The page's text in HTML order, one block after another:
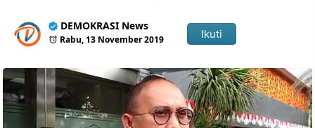
DEMOKRASI News
Rabu, 13 November 2019 Ikuti